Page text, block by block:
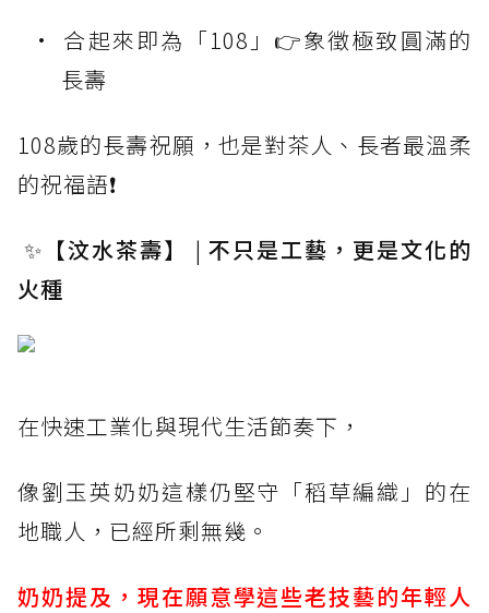
合起來即為「108」👉象徵極致圓滿的
長壽
108歲的長壽祝願，也是對茶人、長者最溫柔
的祝福語❗
✨ 【汶水茶壽】 | 不只是工藝，更是文化的
火種
在快速工業化與現代生活節奏下，
像劉玉英奶奶這樣仍堅守「稻草編織」的在
地職人，已經所剩無幾。
奶奶提及，現在願意學這些老技藝的年輕人